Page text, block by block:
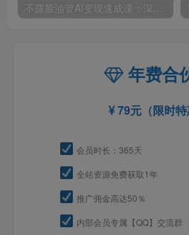
不露脸油管AI变现速成课：深挖高CPM盈利领域，零出镜打造YouTube稳定收益账号
年费合
79元（限时特
会员时长：365天
全站资源免费获取1年
推广佣金高达50％
内部会员专属【QQ】交流群